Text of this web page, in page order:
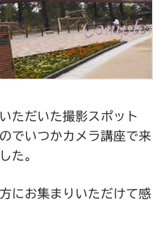
ただいた撮影スポット
でいつかカメラ講座で来
た。
にお集まりいただけて感